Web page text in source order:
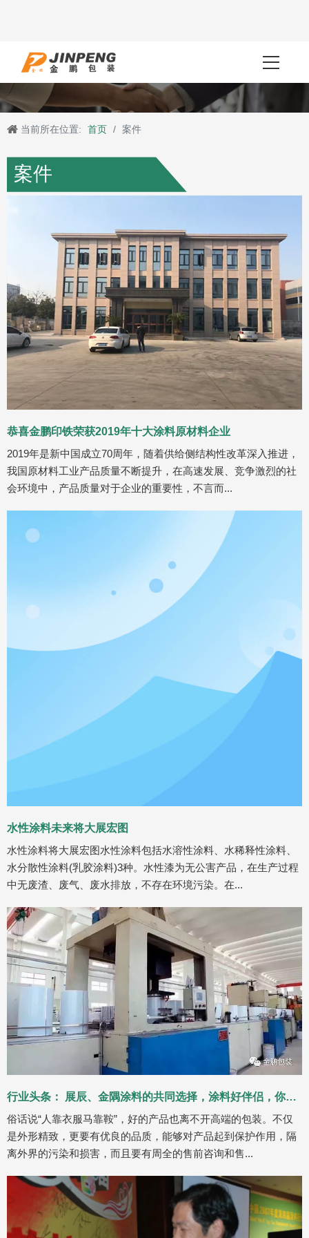
当前所在位置: 首页 / 案件
案件
恭喜金鹏印铁荣获2019年十大涂料原材料企业
2019年是新中国成立70周年，随着供给侧结构性改革深入推进，
我国原材料工业产品质量不断提升，在高速发展、竞争激烈的社
会环境中，产品质量对于企业的重要性，不言而...
水性涂料未来将大展宏图
水性涂料将大展宏图水性涂料包括水溶性涂料、水稀释性涂料、
水分散性涂料(乳胶涂料)3种。水性漆为无公害产品，在生产过程
中无废渣、废气、废水排放，不存在环境污染。在...
行业头条： 展辰、金隅涂料的共同选择，涂料好伴侣，你值得选购！
俗话说“人靠衣服马靠鞍”，好的产品也离不开高端的包装。不仅
是外形精致，更要有优良的品质，能够对产品起到保护作用，隔
离外界的污染和损害，而且要有周全的售前咨询和售...